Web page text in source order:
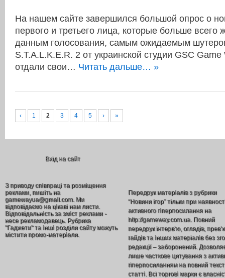
На нашем сайте завершился большой опрос о
первого и третьего лица, которые больше всего
данным голосования, самым ожидаемым
S.T.A.L.K.E.R. 2 от украинской студии GSC Game
отдали свои… Читать дальше… »
‹ 1 2 3 4 5 › »
Вхід на сайт
З приводу співпраці та розміщення
реклами, пишіть на
gamewayua@gmail.com. Ми
відповідаємо на цікаві нам листи.
Відповідальність за зміст реклами -
несе рекламодавець. Рубрика
"Гаджети" та інші розділи сайту можуть
містити промо-матеріали.
Передрук матеріалів з рубрики
“Новини ігор” тільки при
активного гіперпосилання на
http://gameway.com.ua. Повний
передрук інтерв’ю, оглядів,
гайдів та інших матеріалів без
редакції – заборонений.
лише часткове цитування з
гіперпосиланням на повний текст
статті. Всі торгові марки є